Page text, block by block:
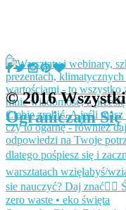
© 2016
Ograniczam Się